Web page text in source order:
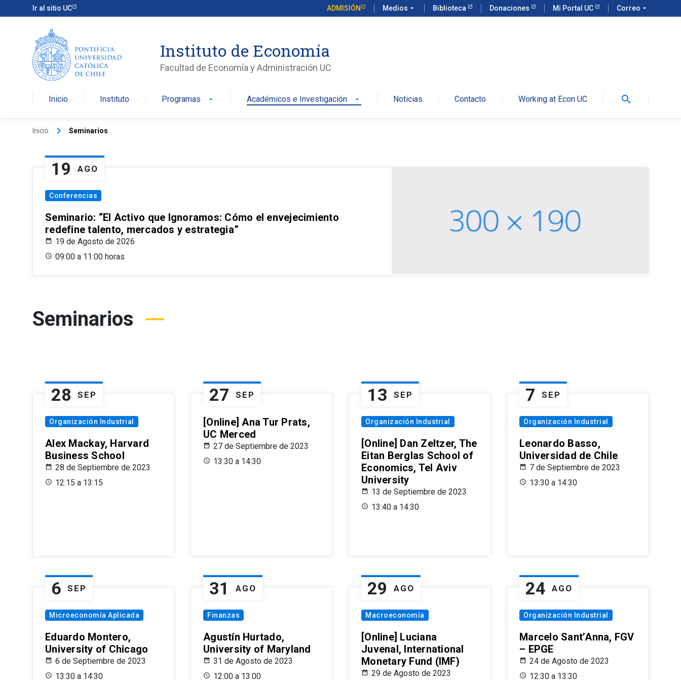
Ir al sitio UC ADMISIÓN Medios arrow_drop_down Biblioteca Donaciones Mi Portal UC Correo arrow_drop_down
Instituto de Economía
Facultad de Economía y Administración UC
Inicio Instituto Programas arrow_drop_down Académicos e Investigación arrow_drop_down Noticias Contacto Working at Econ UC search
Inicio keyboard_arrow_right Seminarios
19 AGO
Conferencias
Seminario: “El Activo que Ignoramos: Cómo el envejecimiento
redefine talento, mercados y estrategia”
19 de Agosto de 2026
09:00 a 11:00 horas
Seminarios
28 SEP
Organización Industrial
Alex Mackay, Harvard
Business School
28 de Septiembre de 2023
12:15 a 13:15
27 SEP
[Online] Ana Tur Prats,
UC Merced
27 de Septiembre de 2023
13:30 a 14:30
13 SEP
Organización Industrial
[Online] Dan Zeltzer, The
Eitan Berglas School of
Economics, Tel Aviv
University
13 de Septiembre de 2023
13:40 a 14:30
7 SEP
Organización Industrial
Leonardo Basso,
Universidad de Chile
7 de Septiembre de 2023
13:30 a 14:30
6 SEP
Microeconomía Aplicada
Eduardo Montero,
University of Chicago
6 de Septiembre de 2023
13:30 a 14:30
31 AGO
Finanzas
Agustín Hurtado,
University of Maryland
31 de Agosto de 2023
12:00 a 13:00
29 AGO
Macroeconomía
[Online] Luciana
Juvenal, International
Monetary Fund (IMF)
29 de Agosto de 2023
24 AGO
Organización Industrial
Marcelo Sant’Anna, FGV
– EPGE
24 de Agosto de 2023
12:30 a 13:30